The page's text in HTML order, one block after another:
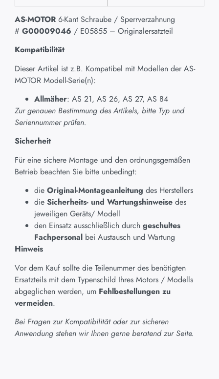
AS-MOTOR 6-Kant Schraube / Sperrverzahnung
# G00009046 / E05855 – Originalersatzteil
Kompatibilität
Dieser Artikel ist z.B. Kompatibel mit Modellen der AS-
MOTOR Modell-Serie(n):
Allmäher: AS 21, AS 26, AS 27, AS 84
Zur genauen Bestimmung des Artikels, bitte Typ und
Seriennummer prüfen.
Sicherheit
Für eine sichere Montage und den ordnungsgemäßen
Betrieb beachten Sie bitte unbedingt:
die Original-Montageanleitung des Herstellers
die Sicherheits- und Wartungshinweise des
jeweiligen Geräts/ Modell
den Einsatz ausschließlich durch geschultes
Fachpersonal bei Austausch und Wartung
Hinweis
Vor dem Kauf sollte die Teilenummer des benötigten
Ersatzteils mit dem Typenschild Ihres Motors / Modells
abgeglichen werden, um Fehlbestellungen zu
vermeiden.
Bei Fragen zur Kompatibilität oder zur sicheren
Anwendung stehen wir Ihnen gerne beratend zur Seite.